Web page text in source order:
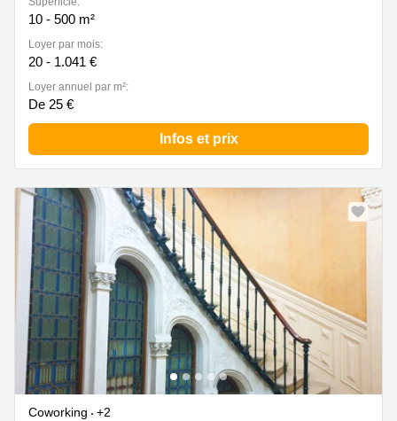
10 - 500 m²
Loyer par mois:
20 - 1.041 €
Loyer annuel par m²:
De 25 €
Infos et prix
Coworking
+2